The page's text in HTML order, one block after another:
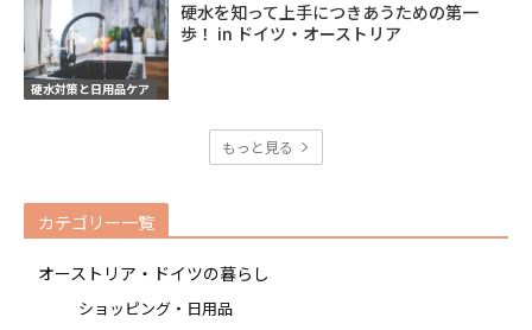
硬水対策と日用品ケア
硬水を知って上手につきあうための第一
歩！ in ドイツ・オーストリア
もっと見る
カテゴリー一覧
オーストリア・ドイツの暮らし
ショッピング・日用品